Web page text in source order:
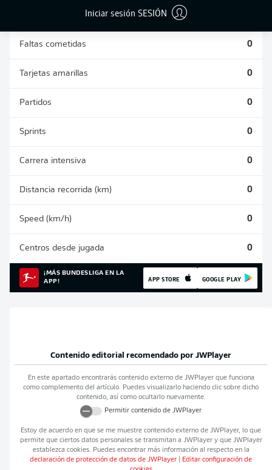
Iniciar sesión SESIÓN
Faltas cometidas 0
Tarjetas amarillas 0
Partidos 0
Sprints 0
Carrera intensiva 0
Distancia recorrida (km) 0
Speed (km/h) 0
Centros desde jugada 0
¡MÁS BUNDESLIGA EN LA
APP!
APP STORE GOOGLE PLAY
Contenido editorial recomendado por JWPlayer
En este apartado encontrarás contenido externo de JWPlayerque funciona
como complemento del artículo. Puedes visualizarlo haciendo clic sobre dicho
contenido, así como ocultarlo nuevamente.
Permitir contenido de JWPlayer
Estoy de acuerdo en que se me muestre contenido externo de JWPlayer, lo que
permite que ciertos datos personales se transmitan a JWPlayery que JWPlayer
establezca cookies. Puedes encontrar más información al respecto en la
declaración de protección de datos de JWPlayer
Editar configuración de